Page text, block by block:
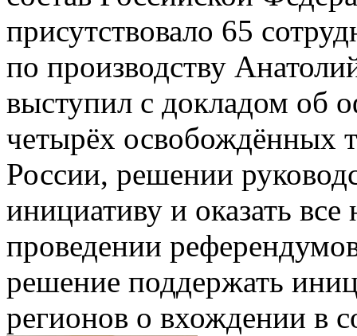
присутствовало 65
по производству
выступил с докладом об
четырёх освобождённых
России, решении
инициативу и оказать
проведении
решение поддержать
регионов о вхождении в